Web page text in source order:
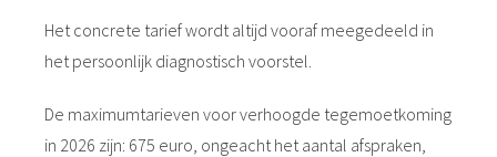
Het concrete tarief wordt altijd vooraf meegedeeld in
het persoonlijk diagnostisch voorstel.
De maximumtarieven voor verhoogde tegemoetkoming
in 2026 zijn: 675 euro, ongeacht het aantal afspraken,